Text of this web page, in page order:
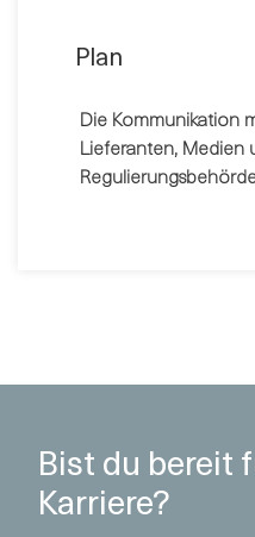
Plan
Die Kommunikation
Lieferanten, Medien
Bist du bereit
Karriere?